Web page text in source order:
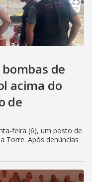
de
acima do
de
feira (6), um posto de
Torre. Após denúncias